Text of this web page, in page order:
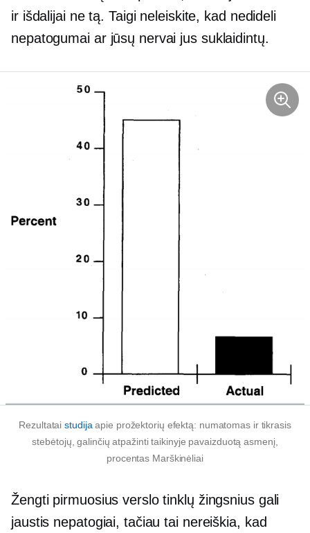
ir išdalijai ne tą. Taigi neleiskite, kad nedideli
nepatogumai ar jūsų nervai jus suklaidintų.
Rezultataistudija apie prožektorių efektą: numatomas ir tikrasis
stebėtojų, galinčių atpažinti taikinyje pavaizduotą asmenį,
procentas Marškinėliai
Žengti pirmuosius verslo tinklų žingsnius gali
jaustis nepatogiai, tačiau tai nereiškia, kad